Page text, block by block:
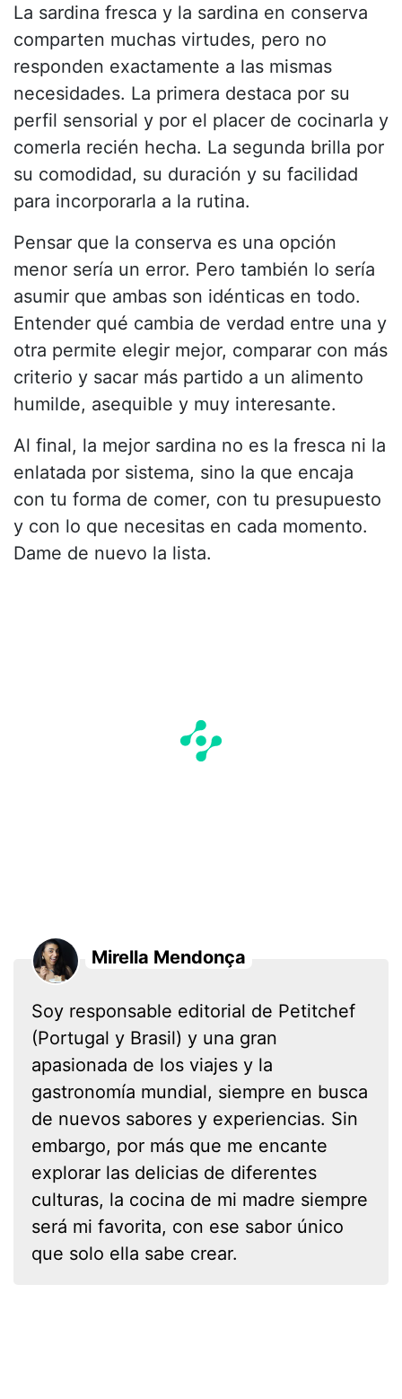
La sardina fresca y la sardina en conserva
comparten muchas virtudes, pero no
responden exactamente a las mismas
necesidades. La primera destaca por su
perfil sensorial y por el placer de cocinarla y
comerla recién hecha. La segunda brilla por
su comodidad, su duración y su facilidad
para incorporarla a la rutina.
Pensar que la conserva es una opción
menor sería un error. Pero también lo sería
asumir que ambas son idénticas en todo.
Entender qué cambia de verdad entre una y
otra permite elegir mejor, comparar con más
criterio y sacar más partido a un alimento
humilde, asequible y muy interesante.
Al final, la mejor sardina no es la fresca ni la
enlatada por sistema, sino la que encaja
con tu forma de comer, con tu presupuesto
y con lo que necesitas en cada momento.
Dame de nuevo la lista.
Mirella Mendonça
Soy responsable editorial de Petitchef
(Portugal y Brasil) y una gran
apasionada de los viajes y la
gastronomía mundial, siempre en busca
de nuevos sabores y experiencias. Sin
embargo, por más que me encante
explorar las delicias de diferentes
culturas, la cocina de mi madre siempre
será mi favorita, con ese sabor único
que solo ella sabe crear.